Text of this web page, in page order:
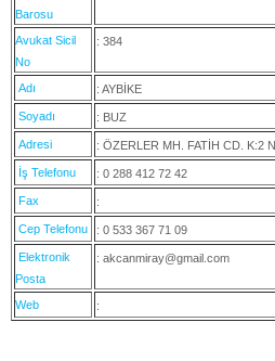
Barosu
Avukat Sicil
No
: 384
Adı : AYBİKE
Soyadı : BUZ
Adresi : ÖZERLER MH. FATİH CD. K:2
İş Telefonu : 0 288 412 72 42
Fax :
Cep Telefonu : 0 533 367 71 09
Elektronik
Posta
: akcanmiray@gmail.com
Web :